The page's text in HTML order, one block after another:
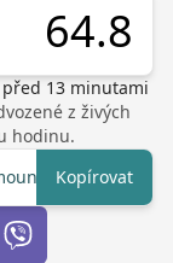
13 minutami
z živých
hodinu.
Kopírovat